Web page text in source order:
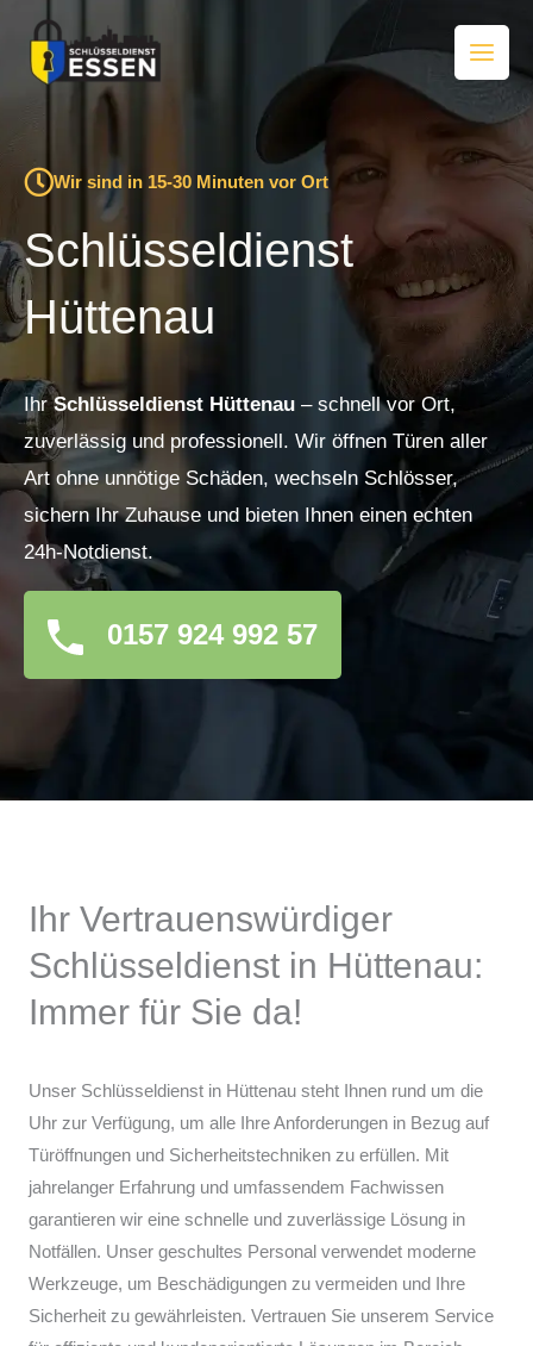
Inhalt
springen
Wir sind in 15-30 Minuten vor Ort
Schlüsseldienst
Hüttenau
IhrSchlüsseldienst Hüttenau – schnell vor Ort,
zuverlässig und professionell. Wir öffnen Türen aller
Art ohne unnötige Schäden, wechseln Schlösser,
sichern Ihr Zuhause und bieten Ihnen einen echten
24h-Notdienst.
0157 924 992 57
Ihr Vertrauenswürdiger
Schlüsseldienst in Hüttenau:
Immer für Sie da!
Unser Schlüsseldienst in Hüttenau steht Ihnen rund um die
Uhr zur Verfügung, um alle Ihre Anforderungen in Bezug auf
Türöffnungen und Sicherheitstechniken zu erfüllen. Mit
jahrelanger Erfahrung und umfassendem Fachwissen
garantieren wir eine schnelle und zuverlässige Lösung in
Notfällen. Unser geschultes Personal verwendet moderne
Werkzeuge, um Beschädigungen zu vermeiden und Ihre
Sicherheit zu gewährleisten. Vertrauen Sie unserem Service